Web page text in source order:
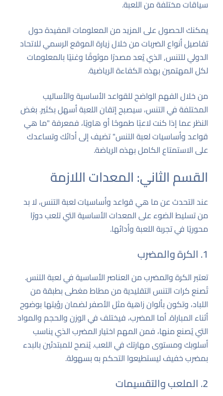
سياقات مختلفة من اللعبة.
يمكنك الحصول على المزيد من المعلومات المفيدة حول
تفاصيل أنواع الضربات من خلال زيارةالموقع الرسمي للاتحاد
الدولي للتنس, الذي يُعد مصدرًا موثوقًا وغنيًا بالمعلومات
لكل المهتمين بهذه الكفاءة الرياضية.
من خلال الفهم الواضح للقواعد الأساسية والأساليب
المختلفة في التنس، سيصبح إتقان اللعبة أسهل بكثير. بغض
النظر عما إذا كنت لاعبًا طموحًا أو هاويًا، فمعرفة "ما هي
قواعد وأساسيات لعبة التنس" تضيف إلى أدائك وتساعدك
على الاستمتاع الكامل بهذه الرياضة.
القسم الثاني: المعدات اللازمة
عند التحدث عن ما هي قواعد وأساسيات لعبة التنس، لا بد
من تسليط الضوء على المعدات الأساسية التي تلعب دورًا
محوريًا في تجربة اللعبة وأدائها.
1. الكرة والمضرب
تعتبر الكرة والمضرب من العناصر الأساسية في لعبة التنس.
تُصنع كرات التنس التقليدية من مطاط مغطى بطبقة من
اللباد، وتكون بألوان زاهية مثل الأصفر لضمان رؤيتها بوضوح
أثناء المباراة. أما المضرب، فيختلف في الوزن والحجم والمواد
التي يُصنع منها، فمن المهم اختيار المضرب الذي يناسب
أسلوبك ومستوى مهارتك في اللعب. يُنصح للمبتدئين بالبدء
بمضرب خفيف ليستطيعوا التحكم به بسهولة.
2. الملعب والتقسيمات